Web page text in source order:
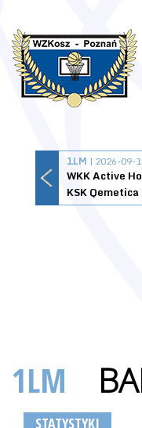
1LM | 2026-09-
WKK Active
1LM
STATYSTYKI